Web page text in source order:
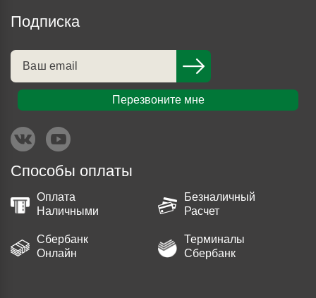
Подписка
Перезвоните мне
Способы оплаты
Оплата
Наличными
Безналичный
Расчет
Сбербанк
Онлайн
Терминалы
Сбербанк